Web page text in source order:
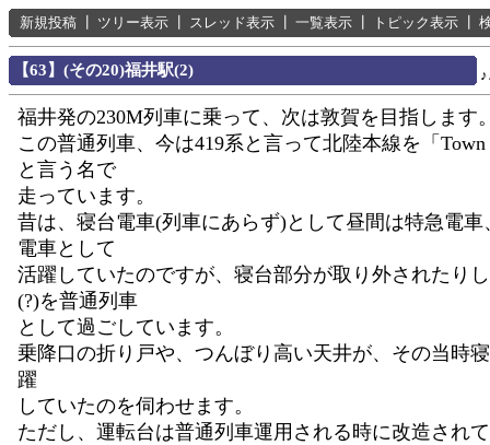
新規投稿 ツリー表示 スレッド表示 一覧表示 トピック表示
【63】(その20)福井駅(2)
福井発の230M列車に乗って、次は敦賀を目指します
この普通列車、今は419系と言って北陸本線を「
と言う名で
走っています。
昔は、寝台電車(列車にあらず)として昼間は特急電車
電車として
活躍していたのですが、寝台部分が取り外されたり
(?)を普通列車
として過ごしています。
乗降口の折り戸や、つんぼり高い天井が、その当時
躍
していたのを伺わせます。
ただし、運転台は普通列車運用される時に改造され